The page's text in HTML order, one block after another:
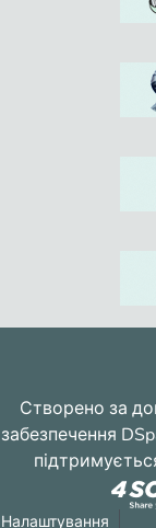
Створено за
забезпечення
Налаштування